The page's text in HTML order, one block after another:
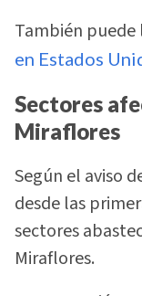
También puede
en Estados
Sectores
Miraflores
Según el aviso
desde las
sectores
Miraflores.